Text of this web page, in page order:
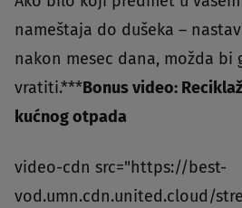
nameštaja do dušeka –
nakon mesec dana, možda bi
vratiti.***Bonus video:
kućnog otpada
video-cdn src="https://best-
vod.umn.cdn.united.cloud/